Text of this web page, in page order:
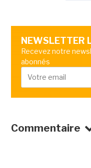
NEWSLETTER
Recevez notre
abonnés
Commentaire